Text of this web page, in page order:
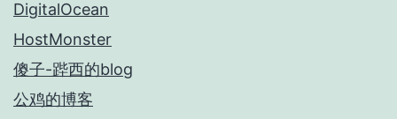
DigitalOcean
HostMonster
傻子-跸西的blog
公鸡的博客